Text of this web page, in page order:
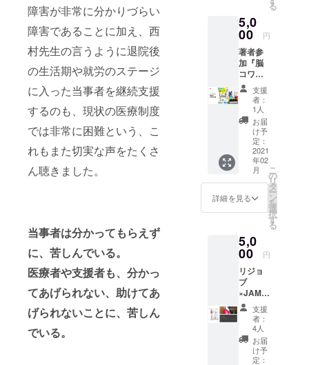
障害が非常に分かりづらい
障害であることに加え、西
村先生の言うように退院後
の生活期や就労のステージ
に入った当事者を継続支援
するのも、現状の医療制度
では非常に困難という、こ
れもまた切実な声をたくさ
ん聴きました。
当事者は分かってもらえず
に、苦しんでいる。
医療者や支援者も、分かっ
てあげられない、助けてあ
げられないことに、苦しん
でいる。
援を兼
ねたリ
ターン
になり
ますの
で、一
般に販
売され
ている
価格よ
り高く
なりま
すこと
をご了
承の
援をお
願いい
す。 書
籍内容
等につ
いて
https://
www.sh
inchosh
a.co.jp/
book/61
0673/
https://
www.sh
してお
り、障
がいの
あるな
しに関
わらず
広く多
くの方
に使っ
ていた
だけま
す。
色：
ベー
ビー×生
成りの
ラー）
素材：
綿
100％
サイ
ズ：フ
リーサ
イズ
（全周
約
69cm）
便性を
考えて
デザイ
ンされ
た
ファッ
ショ
ン）」
の商品
です。
水分を
よく吸
収し柔
らかく
肌触り
ダブル
ガーゼ
り、障
がいの
あるな
しに関
わらず
広く多
くの方
に使っ
ていた
だけま
す。
またあ
る時は
ドとし
て首の
保温や
汗取り
にした
り、自
由な感
覚で使
える
「アダ
プティ
ファッ
ション
便性を
考えて
ンされ
た
ファッ
ショ
ン）」
の商品
です。
水分を
事者に
必要な
支援』
に鈴木
大介が
サイン
したも
のを送
付しま
す。ま
た別途
メール
にて、
サン
キュー
動画と
鈴木大
ます。
動画に
は、動
画配信
サイト
での
URLを
お伝え
する形
でのリ
ターン
る
5,0
00 円
著者参
加『脳
コワさ
ん支援
ガイ
ド』読
書会参
加権2回
分 著者
が読書
会に参
加する
権利で
す。サ
ン
きで
す。読
書会は
著者、
鈴木大
介をゲ
ストに
オンラ
インで
行いま
す。読
書会は
支援
者：
1人
お届
け予
定：
2021
年02
月
詳細を見る
こ
の
リ
タ
ー
ン
を
選
択
す
る
5,0
00 円
リジョ
ブ
×JAMM
INの
トート
バッグ
NPO法
人Re
ジョブ
支援
者：
4人
お届
け予
定：